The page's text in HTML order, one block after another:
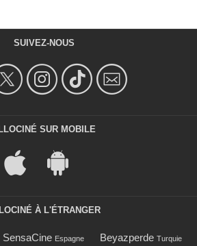
SUIVEZ-NOUS
SUR MOBILE
À L'ÉTRANGER
SensaCine Espagne Beyazperde Turquie